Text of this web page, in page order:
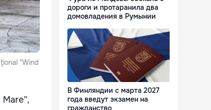
"Wind
дороги и протаранила два
домовладения в Румынии
В Финляндии с марта 2027
года введут экзамен на
гражданство